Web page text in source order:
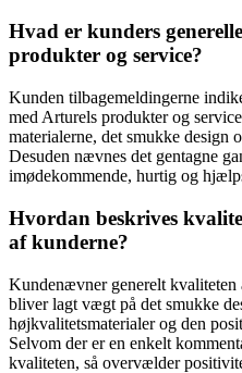
Hvad er kunders
produkter og service?
Kunden tilbagemeldingerne
med Arturels produkter og
materialerne, det smukke design
Desuden nævnes det gentagne
imødekommende, hurtig og
Hvordan beskrives
af kunderne?
Kundenævner generelt
bliver lagt vægt på det smukke
højkvalitetsmaterialer og den
Selvom der er en enkelt
kvaliteten, så overvælder